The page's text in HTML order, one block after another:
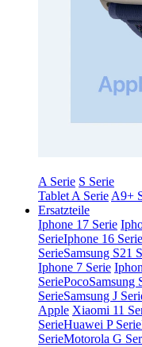
A Serie S Serie
Tablet A Serie A9+
Ersatzteile
Iphone 17 Serie
SerieIphone 16 Serie
SerieSamsung S21
Iphone 7 Serie
SeriePocoSamsung
SerieSamsung J
Apple Xiaomi 11
SerieHuawei P Serie
SerieMotorola G